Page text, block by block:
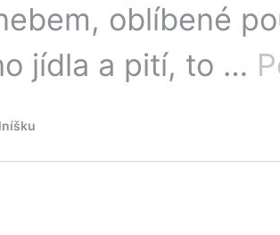
oblíbené
jídla a pití, to …